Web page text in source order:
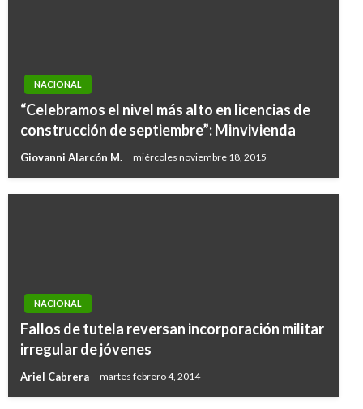
NACIONAL
“Celebramos el nivel más alto en licencias de
construcción de septiembre”: Minvivienda
Giovanni Alarcón M. miércoles noviembre 18, 2015
NACIONAL
Fallos de tutela reversan incorporación militar
irregular de jóvenes
Ariel Cabrera martes febrero 4, 2014